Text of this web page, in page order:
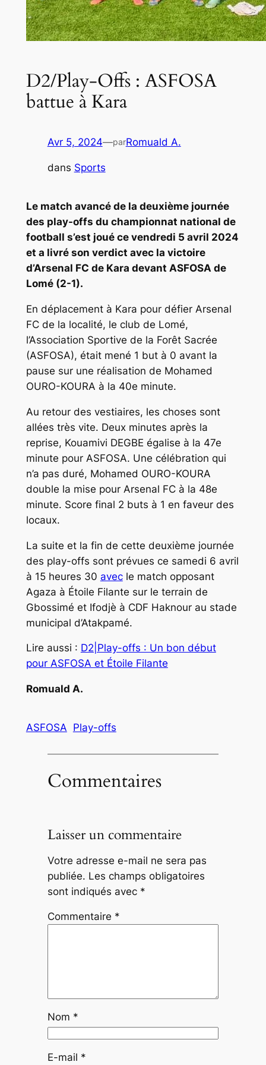
D2/Play-Offs : ASFOSA
battue à Kara
Avr 5, 2024—parRomuald A.
dans Sports
Le match avancé de la deuxième journée
des play-offs du championnat national de
football s’est joué ce vendredi 5 avril 2024
et a livré son verdict avec la victoire
d’Arsenal FC de Kara devant ASFOSA de
Lomé (2-1).
En déplacement à Kara pour défier Arsenal
FC de la localité, le club de Lomé,
l’Association Sportive de la Forêt Sacrée
(ASFOSA), était mené 1 but à 0 avant la
pause sur une réalisation de Mohamed
OURO-KOURA à la 40e minute.
Au retour des vestiaires, les choses sont
allées très vite. Deux minutes après la
reprise, Kouamivi DEGBE égalise à la 47e
minute pour ASFOSA. Une célébration qui
n’a pas duré, Mohamed OURO-KOURA
double la mise pour Arsenal FC à la 48e
minute. Score final 2 buts à 1 en faveur des
locaux.
La suite et la fin de cette deuxième journée
des play-offs sont prévues ce samedi 6 avril
à 15 heures 30 avecle match opposant
Agaza à Étoile Filante sur le terrain de
Gbossimé et Ifodjè à CDF Haknour au stade
municipal d’Atakpamé.
Lire aussi : D2|Play-offs : Un bon début
pour ASFOSA et Étoile Filante
Romuald A.
ASFOSA Play-offs
Commentaires
Laisser un commentaire
Votre adresse e-mail ne sera pas
publiée. Les champs obligatoires
sont indiqués avec *
Commentaire *
Nom *
E-mail *